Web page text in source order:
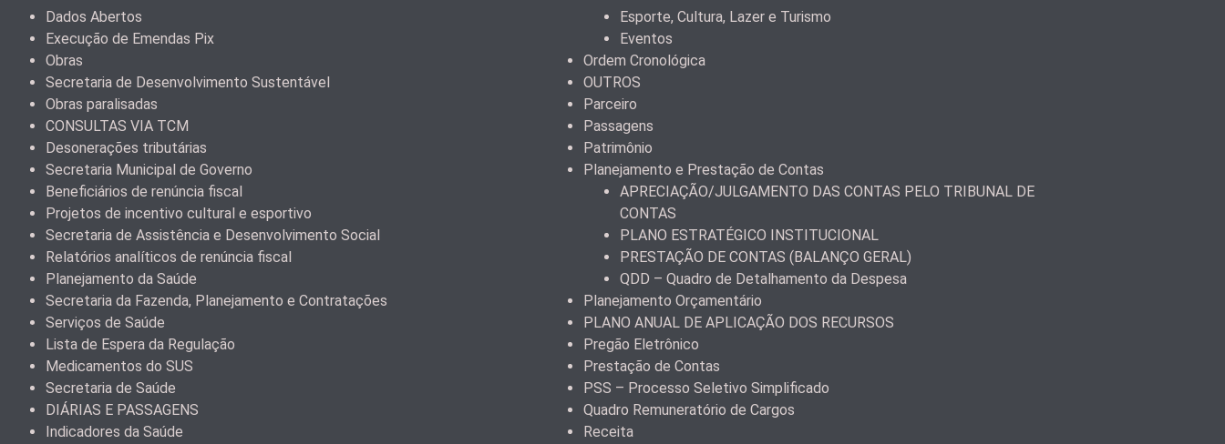
Dados Abertos
Execução de Emendas Pix
Obras
Secretaria de Desenvolvimento Sustentável
Obras paralisadas
CONSULTAS VIA TCM
Desonerações tributárias
Secretaria Municipal de Governo
Beneficiários de renúncia fiscal
Projetos de incentivo cultural e esportivo
Secretaria de Assistência e Desenvolvimento Social
Relatórios analíticos de renúncia fiscal
Planejamento da Saúde
Secretaria da Fazenda, Planejamento e Contratações
Serviços de Saúde
Lista de Espera da Regulação
Medicamentos do SUS
Secretaria de Saúde
DIÁRIAS E PASSAGENS
Indicadores da Saúde
Esporte, Cultura, Lazer e Turismo
Eventos
Ordem Cronológica
OUTROS
Parceiro
Passagens
Patrimônio
Planejamento e Prestação de Contas
APRECIAÇÃO/JULGAMENTO DAS CONTAS PELO TRIBUNAL DE
CONTAS
PLANO ESTRATÉGICO INSTITUCIONAL
PRESTAÇÃO DE CONTAS (BALANÇO GERAL)
QDD – Quadro de Detalhamento da Despesa
Planejamento Orçamentário
PLANO ANUAL DE APLICAÇÃO DOS RECURSOS
Pregão Eletrônico
Prestação de Contas
PSS – Processo Seletivo Simplificado
Quadro Remuneratório de Cargos
Receita